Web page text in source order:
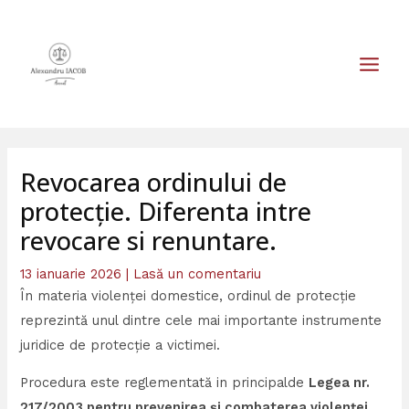
content
Revocarea ordinului de
protecție. Diferenta intre
revocare si renuntare.
13 ianuarie 2026| Lasă un comentariu
În materia violenței domestice, ordinul de protecție
reprezintă unul dintre cele mai importante instrumente
juridice de protecție a victimei.
Procedura este reglementată in principalde Legea nr.